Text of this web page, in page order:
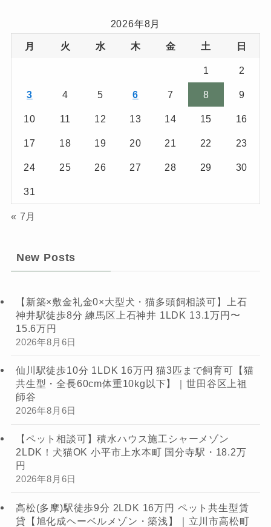
2026年8月
月 火 水 木 金 土 日
1 2
3 4 5 6 7 8 9
10 11 12 13 14 15 16
17 18 19 20 21 22 23
24 25 26 27 28 29 30
31
« 7月
New Posts
【新築×敷金礼金0×大型犬・猫多頭飼相談可】上石
神井駅徒歩8分 練馬区上石神井 1LDK 13.1万円〜
15.6万円
2026年8月6日
仙川駅徒歩10分 1LDK 16万円 猫3匹まで飼育可【猫
共生型・全長60cm体重10kg以下】｜世田谷区上祖
師谷
2026年8月6日
【ペット相談可】積水ハウス施工シャーメゾン
2LDK！犬猫OK 小平市上水本町 国分寺駅・18.2万
円
2026年8月6日
高松(多摩)駅徒歩9分 2LDK 16万円 ペット共生型賃
貸【旭化成ヘーベルメゾン・築浅】｜立川市高松町